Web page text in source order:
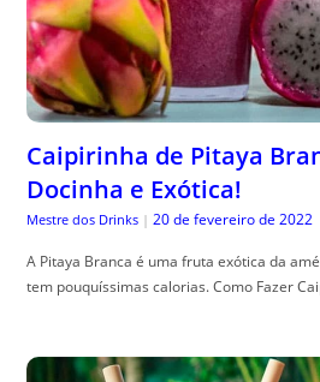
Caipirinha de Pitaya
Docinha e Exótica!
Mestre dos Drinks | 20 de fevereiro de 2022
A Pitaya Branca é uma fruta exótica da
tem pouquíssimas calorias. Como Fazer